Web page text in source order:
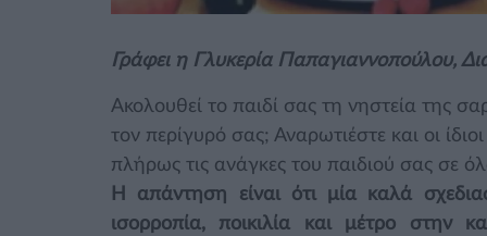
Γράφει η Γλυκερία Παπαγιαννοπούλου,
Ακολουθεί το παιδί σας τη νηστεία της
τον περίγυρό σας; Αναρωτιέστε και οι
πλήρως τις ανάγκες του παιδιού σας σε
Η απάντηση είναι ότι μία καλά
ισορροπία, ποικιλία και μέτρο στην